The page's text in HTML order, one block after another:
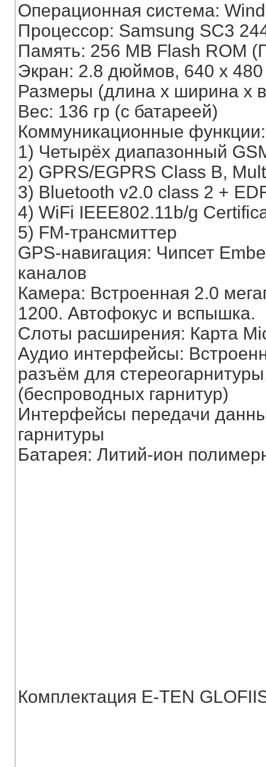
Операционная система:
Процессор: Samsung SC3
Память: 256 MB Flash ROM
Экран: 2.8 дюймов, 640 x 480
Размеры (длина x ширина x
Вес: 136 гр (с батареей)
Коммуникационные функции:
1) Четырёх диапазонный
2) GPRS/EGPRS Class B,
3) Bluetooth v2.0 class 2 +
4) WiFi IEEE802.11b/g
5) FM-трансмиттер
GPS-навигация: Чипсет
каналов
Камера: Встроенная 2.0
1200. Автофокус и вспышка.
Слоты расширения: Карта
Аудио интерфейсы:
разъём для
(беспроводных гарнитур)
Интерфейсы передачи
гарнитуры
Батарея: Литий-ион
Комплектация E-TEN